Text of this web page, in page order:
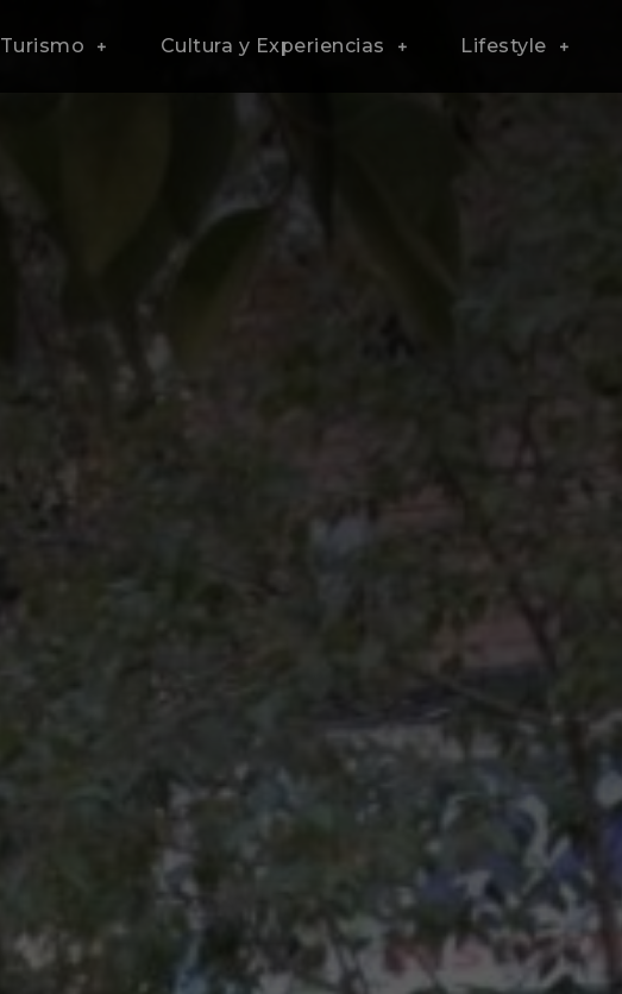
Turismo Cultura y Experiencias Lifestyle